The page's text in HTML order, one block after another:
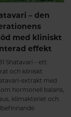
och leder
kollagentillskott
öka – inte bara för
utan också för
senor och annan
vad händer
när man
med
I, II och III? Här går
forskningen visar –
veckorna till de
– den
med kliniskt
effekt
Shatavari – ett
och kliniskt
extrakt med
hormonell balans,
klimakteriet och